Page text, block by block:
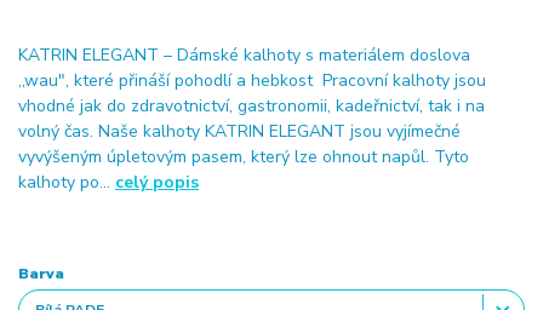
KATRIN ELEGANT – Dámské kalhoty s materiálem doslova
,,wau", které přináší pohodlí a hebkost Pracovní kalhoty jsou
vhodné jak do zdravotnictví, gastronomii, kadeřnictví, tak i na
volný čas. Naše kalhoty KATRIN ELEGANT jsou vyjímečné
vyvýšeným úpletovým pasem, který lze ohnout napůl. Tyto
kalhoty po... celý popis
Barva